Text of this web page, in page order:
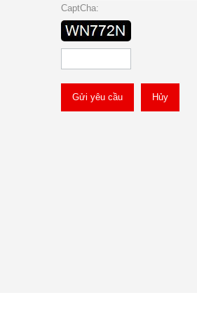
CaptCha:
Gửi yêu cầu Hủy